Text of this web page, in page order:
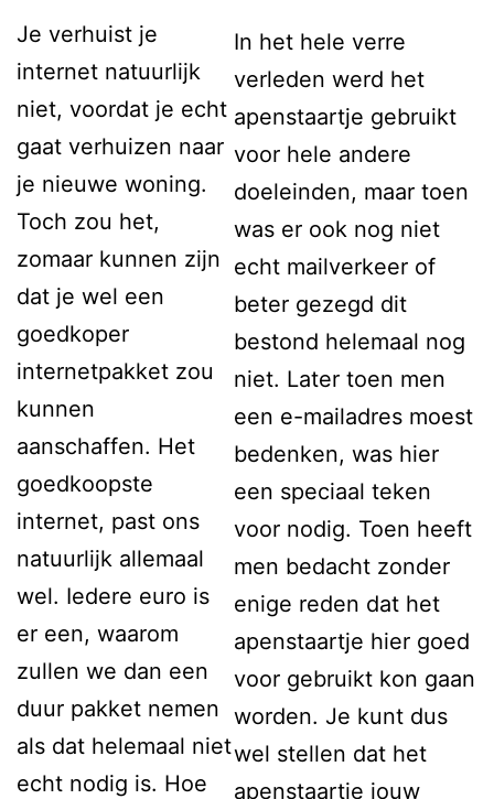
Je verhuist je
internet natuurlijk
niet, voordat je echt
gaat verhuizen naar
je nieuwe woning.
Toch zou het,
zomaar kunnen zijn
dat je wel een
goedkoper
internetpakket zou
kunnen
aanschaffen. Het
goedkoopste
internet, past ons
natuurlijk allemaal
wel. Iedere euro is
er een, waarom
zullen we dan een
duur pakket nemen
als dat helemaal niet
echt nodig is. Hoe
In het hele verre
verleden werd het
apenstaartje gebruikt
voor hele andere
doeleinden, maar toen
was er ook nog niet
echt mailverkeer of
beter gezegd dit
bestond helemaal nog
niet. Later toen men
een e-mailadres moest
bedenken, was hier
een speciaal teken
voor nodig. Toen heeft
men bedacht zonder
enige reden dat het
apenstaartje hier goed
voor gebruikt kon gaan
worden. Je kunt dus
wel stellen dat het
apenstaartje jouw